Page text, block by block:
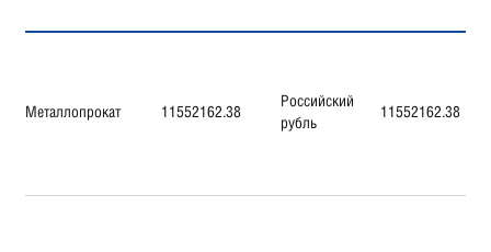
Металлопрокат 11552162.38
Российский
рубль
11552162.38